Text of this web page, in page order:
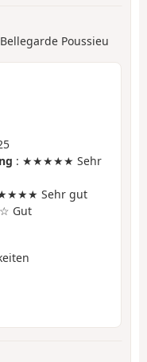
Bellegarde Poussieu
: ★★★★★ Sehr
Sehr gut
Gut